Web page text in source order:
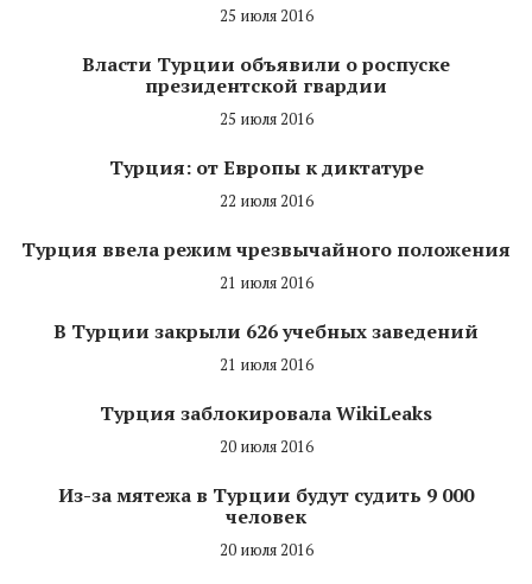
25 июля 2016
Власти Турции объявили о роспуске
президентской гвардии
25 июля 2016
Турция: от Европы к диктатуре
22 июля 2016
Турция ввела режим чрезвычайного положения
21 июля 2016
В Турции закрыли 626 учебных заведений
21 июля 2016
Турция заблокировала WikiLeaks
20 июля 2016
Из-за мятежа в Турции будут судить 9 000
человек
20 июля 2016